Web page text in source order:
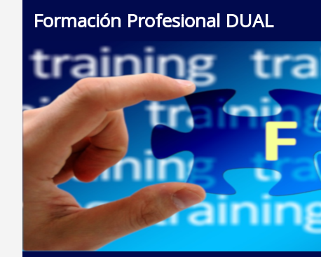
Formación Profesional DUAL